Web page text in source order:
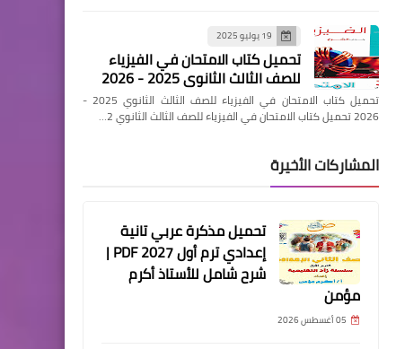
19 يوليو 2025
تحميل كتاب الامتحان في الفيزياء
للصف الثالث الثانوي 2025 - 2026
تحميل كتاب الامتحان في الفيزياء للصف الثالث الثانوي 2025 -
2026 تحميل كتاب الامتحان في الفيزياء للصف الثالث الثانوي 2…
المشاركات الأخيرة
تحميل مذكرة عربي تانية
إعدادي ترم أول 2027 PDF |
شرح شامل للأستاذ أكرم
مؤمن
05 أغسطس 2026